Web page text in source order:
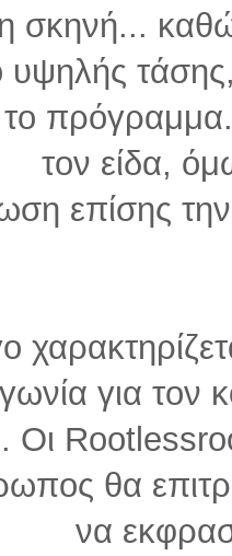
σκηνή...
υψηλής
το
τον είδα,
επίσης
για τον
Οι
θα
να